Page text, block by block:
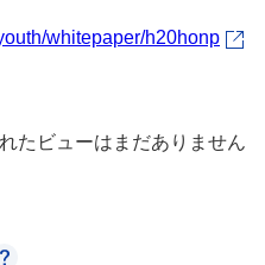
whitepaper/h20honp
たビューはまだありません